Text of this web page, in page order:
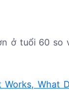
ở tuổi 60 so
What